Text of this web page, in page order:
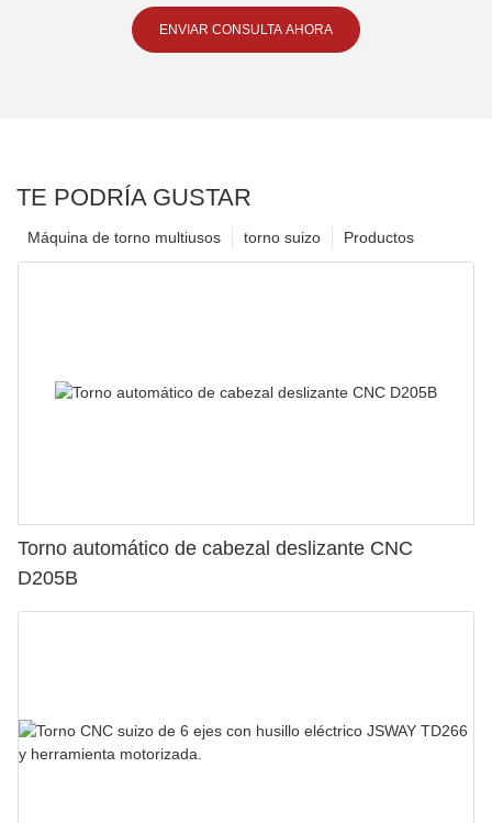
ENVIAR CONSULTA AHORA
TE PODRÍA GUSTAR
Productos
torno suizo
Máquina de torno multiusos
Torno automático de cabezal deslizante CNC
D205B